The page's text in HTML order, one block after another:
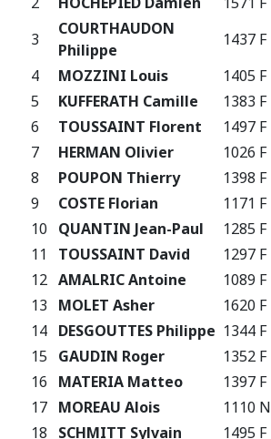
3
COURTHAUDON
Philippe
1437 F
4
MOZZINI Louis 1405 F
5
KUFFERATH Camille 1383 F
6
TOUSSAINT Florent 1497 F
7
HERMAN Olivier 1026 F
8
POUPON Thierry 1398 F
9
COSTE Florian 1171 F
10
QUANTIN Jean-Paul 1285 F
11
TOUSSAINT David 1297 F
12 AMALRIC Antoine 1089 F
13
MOLET Asher 1620 F
14 DESGOUTTES Philippe 1344 F
15
GAUDIN Roger 1352 F
16
MATERIA Matteo 1397 F
17 MOREAU Alois 1110 N
18
SCHMITT Sylvain 1495 F